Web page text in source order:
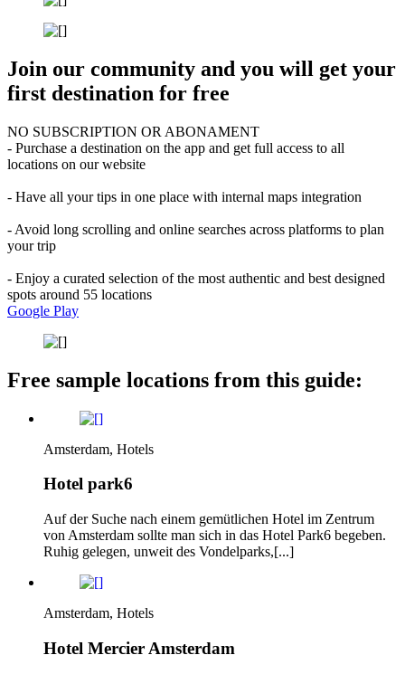
Join our community and you will get your
first destination for free
NO SUBSCRIPTION OR ABONAMENT
- Purchase a destination on the app and get full access to all
locations on our website
- Have all your tips in one place with internal maps integration
- Avoid long scrolling and online searches across platforms to plan
your trip
- Enjoy a curated selection of the most authentic and best designed
spots around 55 locations
Google Play
Free sample locations from this guide:
Amsterdam, Hotels
Hotel park6
Auf der Suche nach einem gemütlichen Hotel im Zentrum
von Amsterdam sollte man sich in das Hotel Park6 begeben.
Ruhig gelegen, unweit des Vondelparks,[...]
Amsterdam, Hotels
Hotel Mercier Amsterdam